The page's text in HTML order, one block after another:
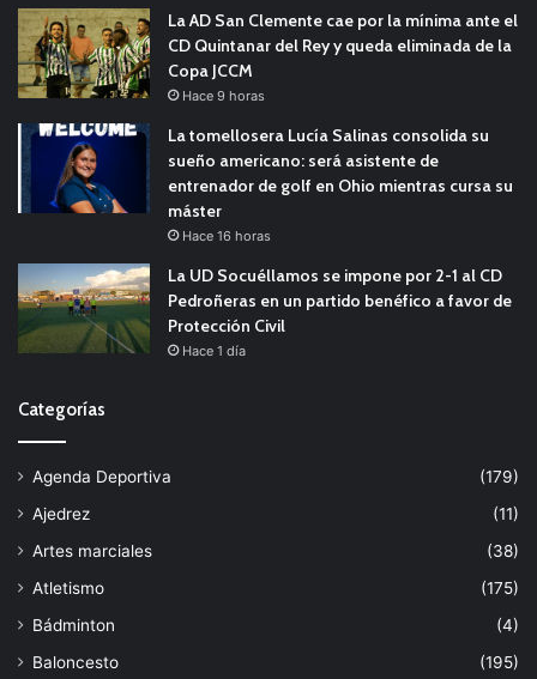
La AD San Clemente cae por la mínima ante el
CD Quintanar del Rey y queda eliminada de la
Copa JCCM
Hace 9 horas
La tomellosera Lucía Salinas consolida su
sueño americano: será asistente de
entrenador de golf en Ohio mientras cursa su
máster
Hace 16 horas
La UD Socuéllamos se impone por 2-1 al CD
Pedroñeras en un partido benéfico a favor de
Protección Civil
Hace 1 día
Categorías
Agenda Deportiva
(179)
Ajedrez
(11)
Artes marciales
(38)
Atletismo
(175)
Bádminton
(4)
Baloncesto
(195)